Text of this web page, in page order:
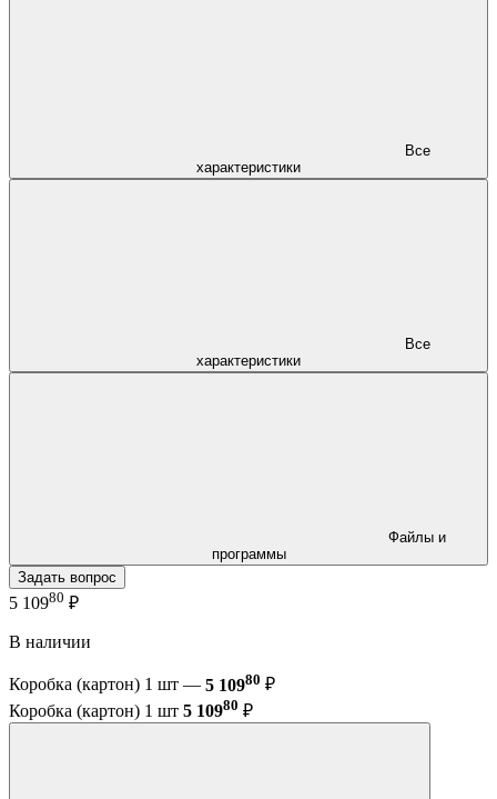
характеристики
характеристики
программы
Задать вопрос
5 10980 ₽
В наличии
Коробка (картон) 1 шт — 5 10980 ₽
Коробка (картон) 1 шт 5 10980 ₽